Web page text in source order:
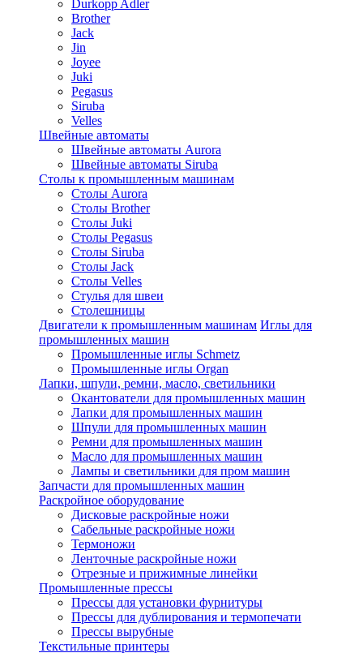
Durkopp Adler
Brother
Jack
Jin
Joyee
Juki
Pegasus
Siruba
Velles
Швейные автоматы
Швейные автоматы Aurora
Швейные автоматы Siruba
Столы к промышленным машинам
Столы Aurora
Столы Brother
Столы Juki
Столы Pegasus
Столы Siruba
Столы Jack
Столы Velles
Стулья для швеи
Столешницы
Двигатели к промышленным машинам Иглы для
промышленных машин
Промышленные иглы Schmetz
Промышленные иглы Organ
Лапки, шпули, ремни, масло, светильники
Окантователи для промышленных машин
Лапки для промышленных машин
Шпули для промышленных машин
Ремни для промышленных машин
Масло для промышленных машин
Лампы и светильники для пром машин
Запчасти для промышленных машин
Раскройное оборудование
Дисковые раскройные ножи
Сабельные раскройные ножи
Термоножи
Ленточные раскройные ножи
Отрезные и прижимные линейки
Промышленные прессы
Прессы для установки фурнитуры
Прессы для дублирования и термопечати
Прессы вырубные
Текстильные принтеры